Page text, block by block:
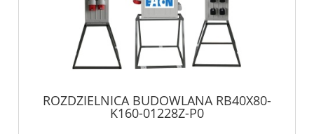
ROZDZIELNICA BUDOWLANA RB40X80-
K160-01228Z-P0